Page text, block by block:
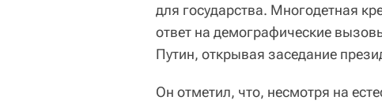
для государства. Многодетная
ответ на демографические
Путин, открывая заседание
Он отметил, что, несмотря на